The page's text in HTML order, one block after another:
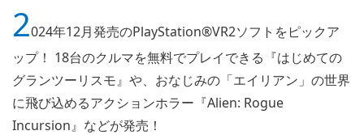
2024年12月発売のPlayStation®VR2ソフトをピックア
ップ！ 18台のクルマを無料でプレイできる『はじめての
グランツーリスモ』や、おなじみの「エイリアン」の世界
に飛び込めるアクションホラー『Alien: Rogue
Incursion』などが発売！